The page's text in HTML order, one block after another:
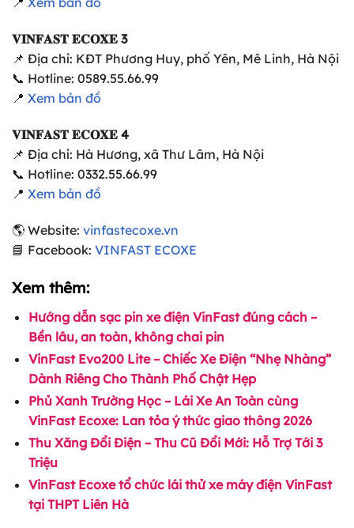
𝐕𝐈𝐍𝐅𝐀𝐒𝐓 𝐄𝐂𝐎𝐗𝐄 3
📌 Địa chỉ: KĐT Phương Huy, phố Yên, Mê Linh, Hà Nội
📞 Hotline: 0589.55.66.99
📍 Xem bản đồ
𝐕𝐈𝐍𝐅𝐀𝐒𝐓 𝐄𝐂𝐎𝐗𝐄 4
📌 Địa chỉ: Hà Hương, xã Thư Lâm, Hà Nội
📞 Hotline: 0332.55.66.99
📍 Xem bản đồ
🌎 Website: vinfastecoxe.vn
📘 Facebook: VINFAST ECOXE
Xem thêm:
Hướng dẫn sạc pin xe điện VinFast đúng cách –
Bền lâu, an toàn, không chai pin
VinFast Evo200 Lite – Chiếc Xe Điện “Nhẹ Nhàng”
Dành Riêng Cho Thành Phố Chật Hẹp
Phủ Xanh Trường Học – Lái Xe An Toàn cùng
VinFast Ecoxe: Lan tỏa ý thức giao thông 2026
Thu Xăng Đổi Điện – Thu Cũ Đổi Mới: Hỗ Trợ Tới 3
Triệu
VinFast Ecoxe tổ chức lái thử xe máy điện VinFast
tại THPT Liên Hà